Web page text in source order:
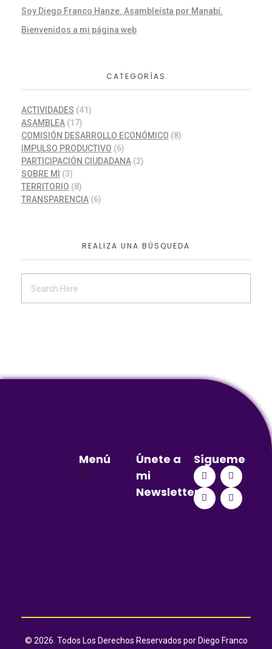
Soy Diego Franco Hanze. Asambleísta por Manabí.
Bienvenidos a mi página web
CATEGORÍAS
ACTIVIDADES (41)
ASAMBLEA (17)
COMISIÓN DESARROLLO ECONÓMICO (8)
IMPULSO PRODUCTIVO (6)
PARTICIPACIÓN CIUDADANA (2)
SOBRE MI
(3)
TERRITORIO (8)
TRANSPARENCIA (6)
REALIZA UNA BÚSQUEDA
Menú
Únete a
mi
Newsletter
Sígueme
© 2026. Todos Los Derechos Reservados por Diego Franco